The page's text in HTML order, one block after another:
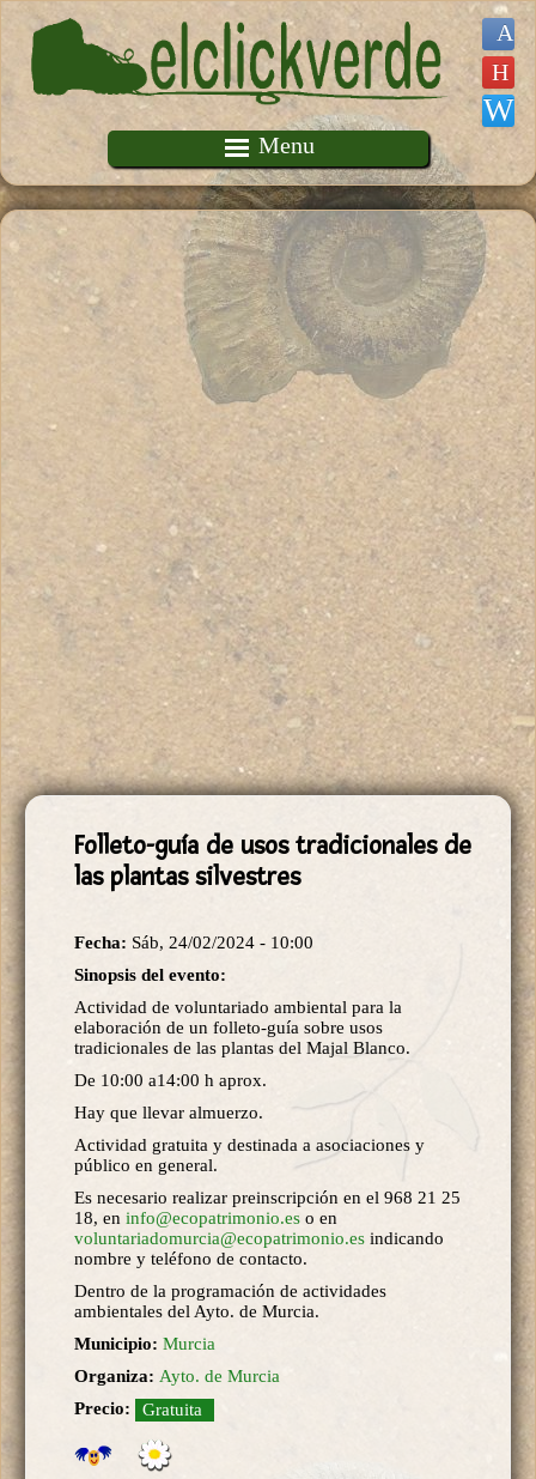
Pasar al contenido principal
Menu
Folleto-guía de usos tradicionales de
las plantas silvestres
Fecha: Sáb, 24/02/2024 - 10:00
Sinopsis del evento:
Actividad de voluntariado ambiental para la
elaboración de un folleto-guía sobre usos
tradicionales de las plantas del Majal Blanco.
De 10:00 a14:00 h aprox.
Hay que llevar almuerzo.
Actividad gratuita y destinada a asociaciones y
público en general.
Es necesario realizar preinscripción en el 968 21 25
18, en info@ecopatrimonio.es o en
voluntariadomurcia@ecopatrimonio.es indicando
nombre y teléfono de contacto.
Dentro de la programación de actividades
ambientales del Ayto. de Murcia.
Municipio: Murcia
Organiza: Ayto. de Murcia
Precio:
Gratuita